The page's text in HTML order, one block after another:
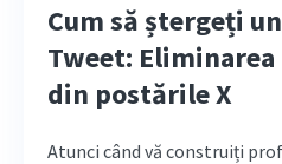
Cum să ștergeți
Tweet:
din postările X
Atunci când vă construiți